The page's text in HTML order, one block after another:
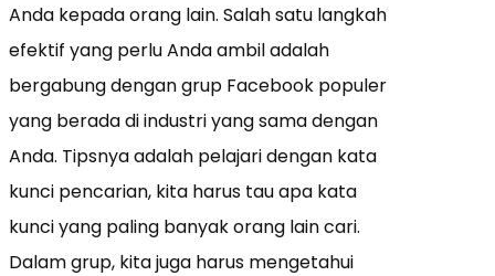
Anda kepada orang lain. Salah satu langkah
efektif yang perlu Anda ambil adalah
bergabung dengan grup Facebook populer
yang berada di industri yang sama dengan
Anda. Tipsnya adalah pelajari dengan kata
kunci pencarian, kita harus tau apa kata
kunci yang paling banyak orang lain cari.
Dalam grup, kita juga harus mengetahui